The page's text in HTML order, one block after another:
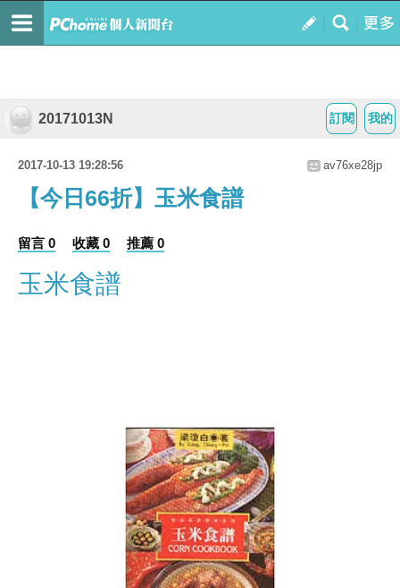
我的
訂閱
20171013N
2017-10-13 19:28:56 av76xe28jp
【今日66折】玉米食譜
留言 0 收藏 0 推薦 0
玉米食譜